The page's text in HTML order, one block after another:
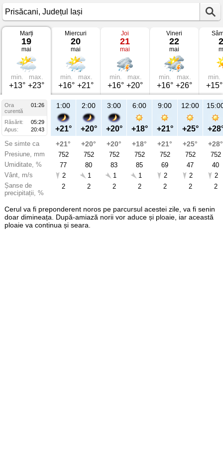
Vremea
Prisăcani
19
mai
2026
Județul
Iași
Marți
19
mai
min.
+13°
max.
+23°
Miercuri
20
mai
min.
+16°
max.
+21°
Joi
21
mai
min.
+16°
max.
+20°
Vineri
22
mai
min.
+16°
max.
+26°
min.
+15°
Ora
01:26
curentă
Răsărit:
05:29
Apus:
20:43
Se simte ca
Presiune, mm
Umiditate, %
Vânt, m/s
Șanse de
precipitații, %
1:00
+21°
+21°
752
77
2
2
2:00
+20°
+20°
752
80
1
2
3:00
+20°
+20°
752
83
1
2
6:00
+18°
+18°
752
85
1
2
9:00
+21°
+21°
752
69
2
2
12:00
+25°
+25°
752
47
2
2
+28°
752
40
2
2
Cerul va fi preponderent noros pe parcursul acestei zile, va fi senin
doar dimineața. După-amiază norii vor aduce și ploaie, iar această
ploaie va continua și seara.